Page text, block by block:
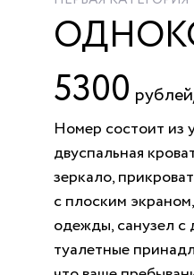
5300
Номер состоит из
двуспальная
зеркало,
с плоским
одежды, санузел с
туалетные